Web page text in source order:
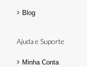
Blog
Ajuda e Suporte
Minha Conta